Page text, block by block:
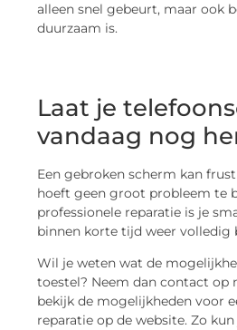
alleen snel gebeurt, maar ook
duurzaam is.
Laat je
vandaag nog
Een gebroken scherm kan
hoeft geen groot probleem te
professionele reparatie is je
binnen korte tijd weer volledig
Wil je weten wat de
toestel? Neem dan contact op
bekijk de mogelijkheden voor
reparatie op de website. Zo